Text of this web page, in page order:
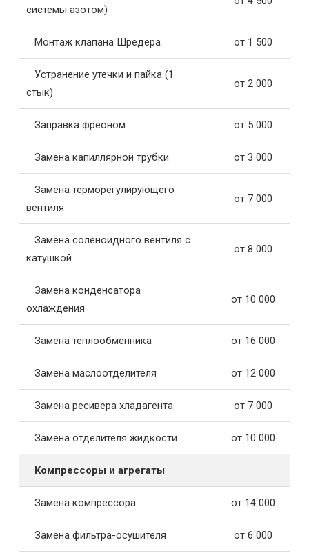
системы азотом)
Монтаж клапана Шредера от 1 500
Устранение утечки и пайка (1
стык)
от 2 000
Заправка фреоном от 5 000
Замена капиллярной трубки от 3 000
Замена терморегулирующего
вентиля
от 7 000
Замена соленоидного вентиля с
катушкой
от 8 000
Замена конденсатора
охлаждения
от 10 000
Замена теплообменника от 16 000
Замена маслоотделителя от 12 000
Замена ресивера хладагента от 7 000
Замена отделителя жидкости от 10 000
Компрессоры и агрегаты
Замена компрессора от 14 000
Замена фильтра-осушителя от 6 000